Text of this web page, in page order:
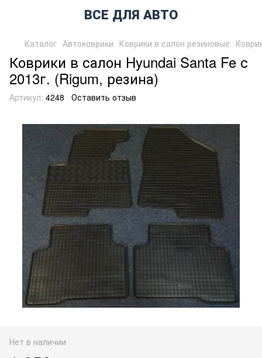
ВСЕ ДЛЯ АВТО
Каталог Автоковрики Коврики в салон резиновые
Коврики в салон Hyundai Santa Fe с
2013г. (Rigum, резина)
Артикул: 4248 Оставить отзыв
Нет в наличии